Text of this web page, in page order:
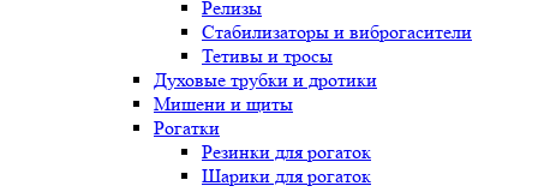
Релизы
Стабилизаторы и виброгасители
Тетивы и тросы
Духовые трубки и дротики
Мишени и щиты
Рогатки
Резинки для рогаток
Шарики для рогаток